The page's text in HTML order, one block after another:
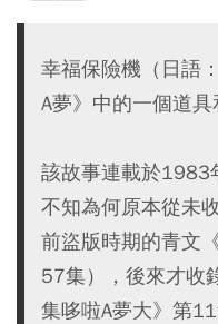
幸福保險機（日語
A夢》中的一個道具
該故事連載於1983
不知為何原本從未
前盜版時期的青文
57集），後來才收
集哆啦A夢大》第11